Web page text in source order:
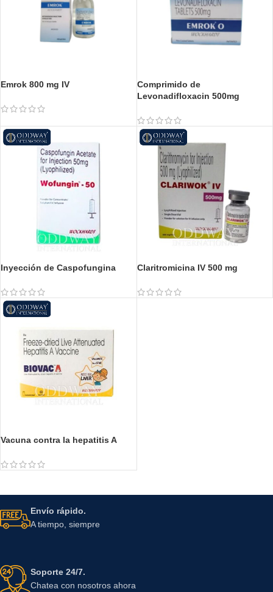
Emrok 800 mg IV
Comprimido de
Levonadifloxacin 500mg
Inyección de Caspofungina Claritromicina IV 500 mg
Vacuna contra la hepatitis A
Envío rápido.
A tiempo, siempre
Soporte 24/7.
Chatea con nosotros ahora